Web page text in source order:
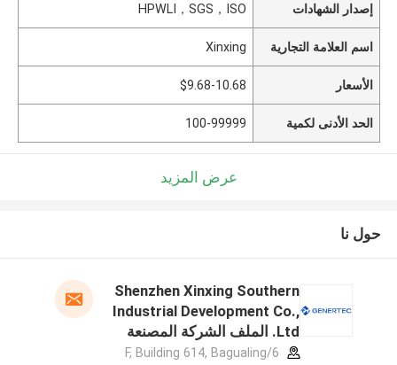
إصدار الشهادات HPWLI，SGS，ISO
اسم العلامة التجارية Xinxing
الأسعار $9.68-10.68
الحد الأدنى لكمية 100-99999
عرض المزيد
حول نا
Shenzhen Xinxing Southern
Industrial Development Co.,
Ltd. الملف الشركة المصنعة
6/F, Building 614, Bagualing